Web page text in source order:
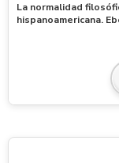
La normalidad
hispanoamericana.